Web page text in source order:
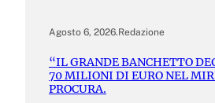
Agosto 6, 2026.Redazione
“IL GRANDE BANCHETTO
70 MILIONI DI EURO NEL
PROCURA.